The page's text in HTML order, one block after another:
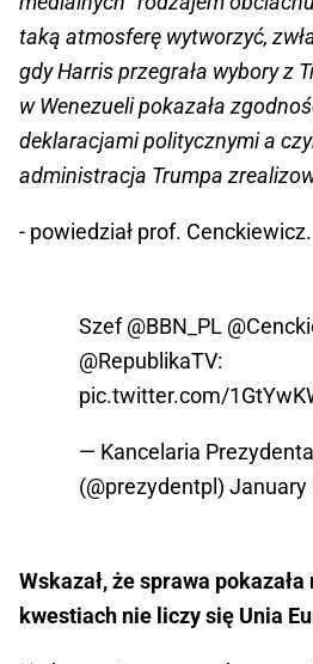
taką atmosferę wytworzyć,
gdy Harris przegrała wybory z
w Wenezueli pokazała
deklaracjami politycznymi a
administracja Trumpa
- powiedział prof. Cenckiewicz.
Szef@BBN_PL
@RepublikaTV:
pic.twitter.com/
— Kancelaria
(@prezydentpl) January
Wskazał, że sprawa
kwestiach nie liczy się Unia